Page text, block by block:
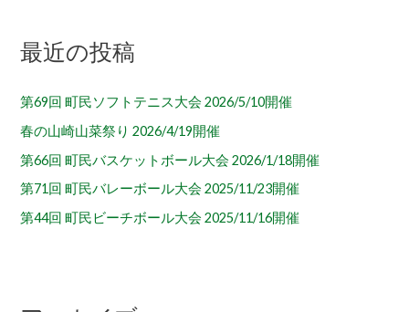
最近の投稿
第69回 町民ソフトテニス大会 2026/5/10開催
春の山崎山菜祭り 2026/4/19開催
第66回 町民バスケットボール大会 2026/1/18開催
第71回 町民バレーボール大会 2025/11/23開催
第44回 町民ビーチボール大会 2025/11/16開催